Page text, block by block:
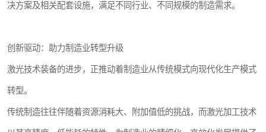
决方案及相关配套设施，满足不同行业、不同规模的制造需求。
创新驱动：助力制造业转型升级
激光技术装备的进步，正推动着制造业从传统模式向现代化生产模式
转型。
传统制造往往伴随着资源消耗大、附加值低的挑战，而激光加工技术